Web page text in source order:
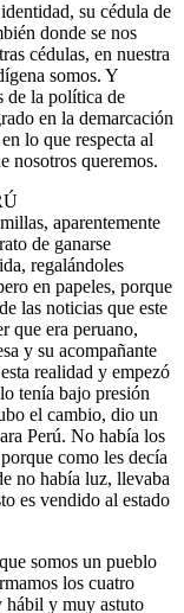
su cédula de
donde se nos
cédulas, en nuestra
somos. Y
de la política de
en la demarcación
lo que respecta al
nosotros queremos.
aparentemente
de ganarse
regalándoles
en papeles, porque
las noticias que este
que era peruano,
y su acompañante
realidad y empezó
tenía bajo presión
el cambio, dio un
Perú. No había los
como les decía
no había luz, llevaba
es vendido al estado
somos un pueblo
los cuatro
hábil y muy astuto